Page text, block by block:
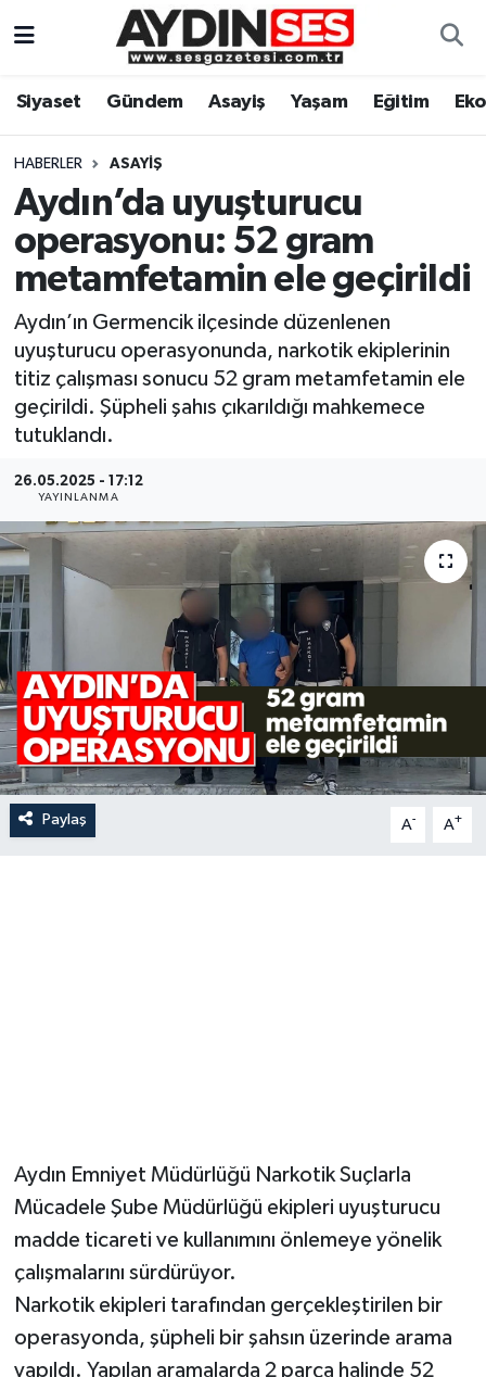
Siyaset Gündem Asayiş Yaşam Eğitim
HABERLER ASAYIŞ
Aydın’da uyuşturucu
operasyonu: 52 gram
metamfetamin ele geçirildi
Aydın’ın Germencik ilçesinde düzenlenen
uyuşturucu operasyonunda, narkotik ekiplerinin
titiz çalışması sonucu 52 gram metamfetamin ele
geçirildi. Şüpheli şahıs çıkarıldığı mahkemece
tutuklandı.
26.05.2025 - 17:12
YAYINLANMA
Paylaş A- A+
Aydın Emniyet Müdürlüğü Narkotik Suçlarla
Mücadele Şube Müdürlüğü ekipleri uyuşturucu
madde ticareti ve kullanımını önlemeye yönelik
çalışmalarını sürdürüyor.
Narkotik ekipleri tarafından gerçekleştirilen bir
operasyonda, şüpheli bir şahsın üzerinde arama
yapıldı. Yapılan aramalarda 2 parça halinde 52
Gündem
Siyaset
Ekonomi
Eğitim
Kültür Sanat
Aydın Hava Durumu
Aydin Namaz Vakitleri
Aydın Trafik Yoğunluk Haritası
Süper Lig Puan Durumu ve Fikstür
Tüm Manşetler
Son Dakika Haberleri